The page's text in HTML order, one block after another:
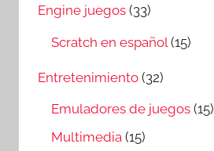
Engine juegos (33)
Scratch en español(15)
Entretenimiento (32)
Emuladores de juegos (15)
Multimedia (15)